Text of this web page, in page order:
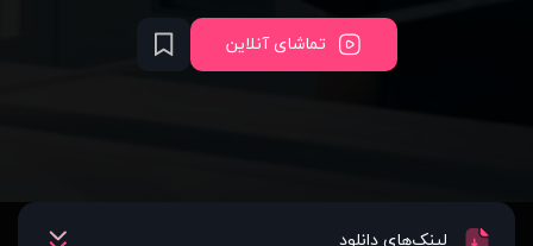
تماشای آنلاین
لینک‌های دانلود